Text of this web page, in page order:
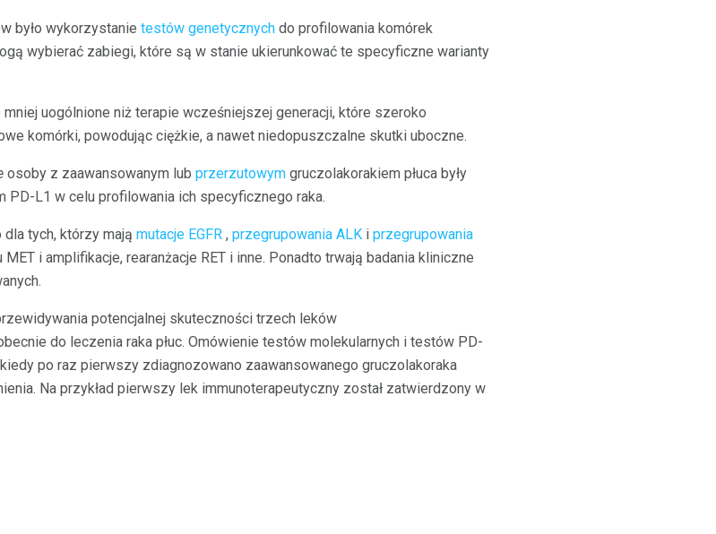
było wykorzystanie testów genetycznych do profilowania komórek
wybierać zabiegi, które są w stanie ukierunkować te specyficzne warianty
uogólnione niż terapie wcześniejszej generacji, które szeroko
komórki, powodując ciężkie, a nawet niedopuszczalne skutki uboczne.
osoby z zaawansowanym lub przerzutowym gruczolakorakiem płuca były
L1 w celu profilowania ich specyficznego raka.
tych, którzy mają mutacje EGFR , przegrupowania ALK i przegrupowania
MET i amplifikacje, rearanżacje RET i inne. Ponadto trwają badania kliniczne
potencjalnej skuteczności trzech leków
do leczenia raka płuc. Omówienie testów molekularnych i testów PD-
po raz pierwszy zdiagnozowano zaawansowanego gruczolakoraka
Na przykład pierwszy lek immunoterapeutyczny został zatwierdzony w